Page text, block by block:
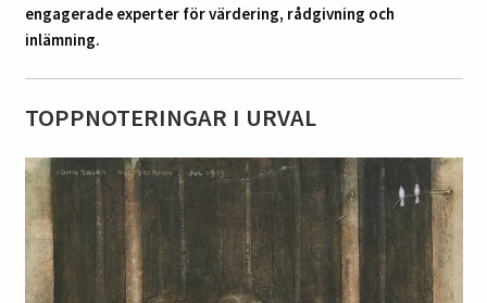
engagerade experter för värdering, rådgivning och
inlämning.
TOPPNOTERINGAR I URVAL